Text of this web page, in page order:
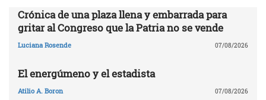
Crónica de una plaza llena y embarrada para
gritar al Congreso que la Patria no se vende
Luciana Rosende 07/08/2026
El energúmeno y el estadista
Atilio A. Boron 07/08/2026